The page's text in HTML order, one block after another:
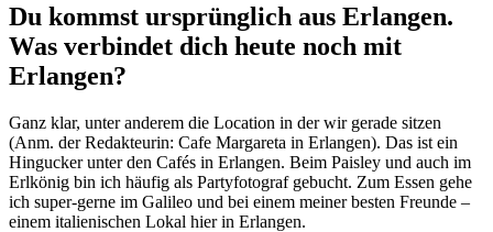
Du kommst ursprünglich aus Erlangen.
Was verbindet dich heute noch mit
Erlangen?
Ganz klar, unter anderem die Location in der wir gerade sitzen
(Anm. der Redakteurin: Cafe Margareta in Erlangen). Das ist ein
Hingucker unter den Cafés in Erlangen. Beim Paisley und auch im
Erlkönig bin ich häufig als Partyfotograf gebucht. Zum Essen gehe
ich super-gerne im Galileo und bei einem meiner besten Freunde –
einem italienischen Lokal hier in Erlangen.